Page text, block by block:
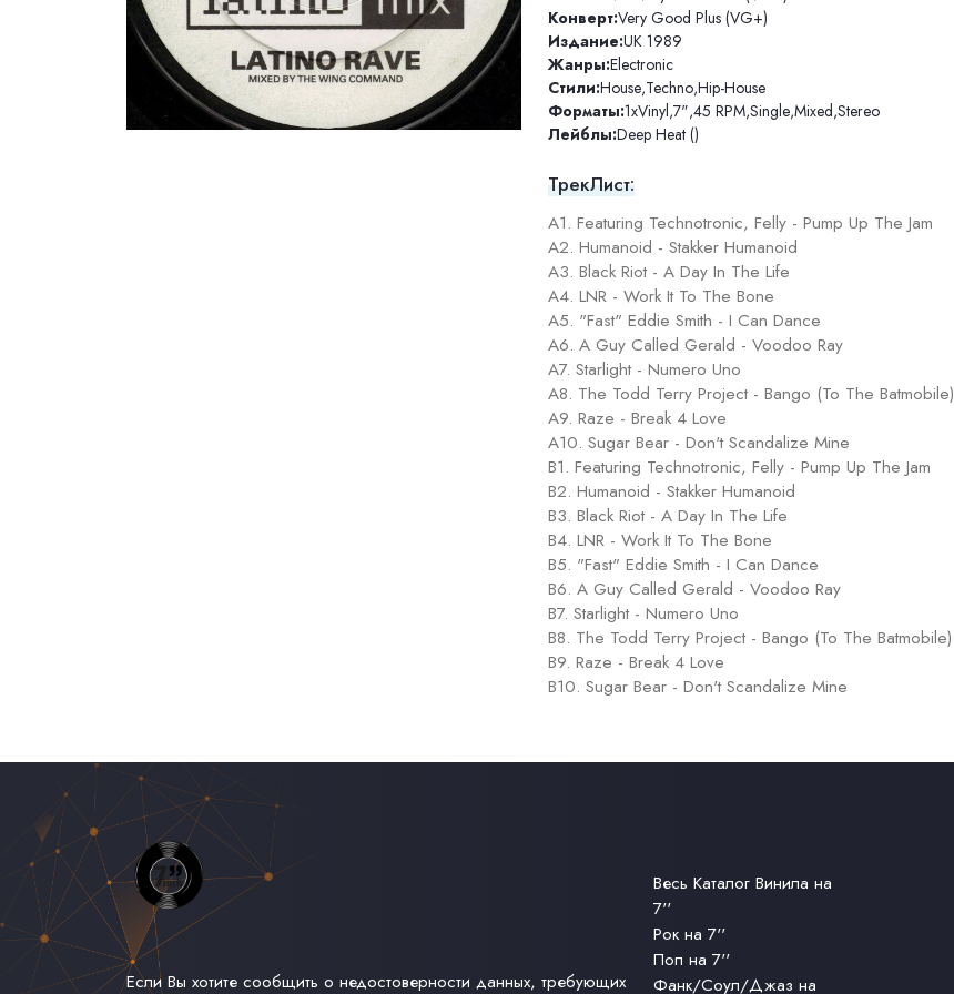
Конверт:Very Good Plus (VG+)
Издание:UK 1989
Жанры:Electronic
Стили:House,Techno,Hip-House
Форматы:1xVinyl,7",45 RPM,Single,Mixed,Stereo
Лейблы:Deep Heat ()
ТрекЛист:
A1. Featuring Technotronic, Felly - Pump Up The Jam
A2. Humanoid - Stakker Humanoid
A3. Black Riot - A Day In The Life
A4. LNR - Work It To The Bone
A5. "Fast" Eddie Smith - I Can Dance
A6. A Guy Called Gerald - Voodoo Ray
A7. Starlight - Numero Uno
A8. The Todd Terry Project - Bango (To The Batmobile)
A9. Raze - Break 4 Love
A10. Sugar Bear - Don't Scandalize Mine
B1. Featuring Technotronic, Felly - Pump Up The Jam
B2. Humanoid - Stakker Humanoid
B3. Black Riot - A Day In The Life
B4. LNR - Work It To The Bone
B5. "Fast" Eddie Smith - I Can Dance
B6. A Guy Called Gerald - Voodoo Ray
B7. Starlight - Numero Uno
B8. The Todd Terry Project - Bango (To The Batmobile)
B9. Raze - Break 4 Love
B10. Sugar Bear - Don't Scandalize Mine
Если Вы хотите сообщить о недостоверности данных, требующих
Весь Каталог Винила на
7''
Рок на 7''
Поп на 7''
Фанк/Соул/Джаз на